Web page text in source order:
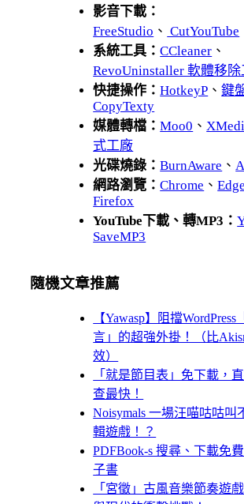
影音下載：
FreeStudio 、 CutYouTube
系統工具：CCleaner 、
RevoUninstaller 軟體移
快捷操作：HotkeyP 、鍵
CopyTexty
媒體轉檔：Moo0 、
式工廠
光碟燒錄：BurnAware 、
網路瀏覽：Chrome 、Edge
Firefox
YouTube下載、轉MP3：
SaveMP3
隨機文章推薦
【Yawasp】阻擋WordPress
言」的超強外掛！（比
效）
「就是節目表」免下載，
查最快！
Noisymals 一場汪喵咕咕叫
輯遊戲！？
PDFBook-s 搜尋、下載免
子書
「宮徵」古風音樂節奏遊